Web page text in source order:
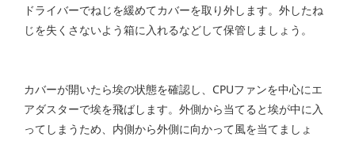
ドライバーでねじを緩めてカバーを取り外します。外したね
じを失くさないよう箱に入れるなどして保管しましょう。
カバーが開いたら埃の状態を確認し、CPUファンを中心にエ
アダスターで埃を飛ばします。外側から当てると埃が中に入
ってしまうため、内側から外側に向かって風を当てましょ